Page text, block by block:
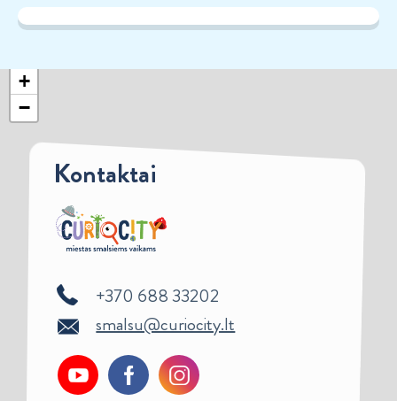
+
−
Kontaktai
+370 688 33202
smalsu@curiocity.lt